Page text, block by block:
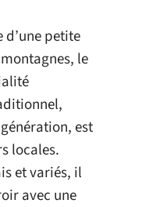
petite
le
est
locales.
et variés, il
avec une